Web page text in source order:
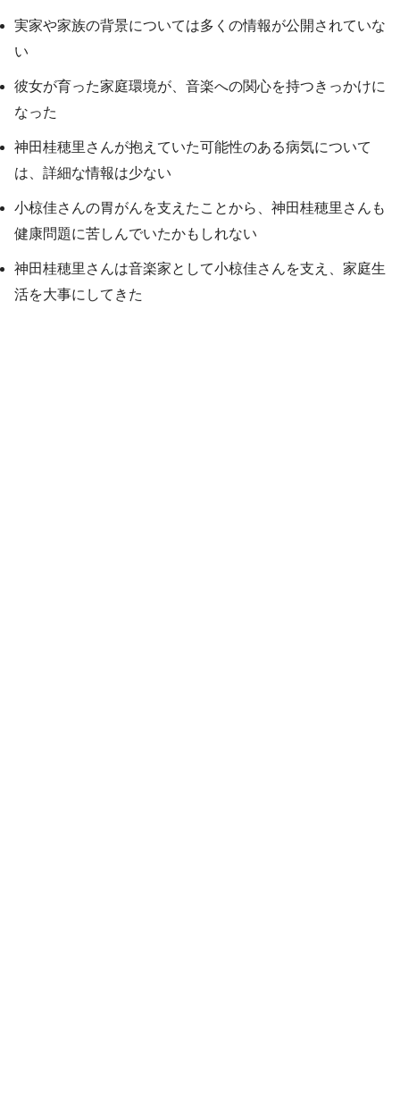
実家や家族の背景については多くの情報が公開されていな
い
彼女が育った家庭環境が、音楽への関心を持つきっかけに
なった
神田桂穂里さんが抱えていた可能性のある病気について
は、詳細な情報は少ない
小椋佳さんの胃がんを支えたことから、神田桂穂里さんも
健康問題に苦しんでいたかもしれない
神田桂穂里さんは音楽家として小椋佳さんを支え、家庭生
活を大事にしてきた